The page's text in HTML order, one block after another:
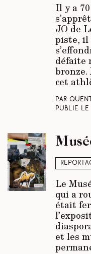
Il y a
JO de
piste, il
défaite
bronze.
cet
Par
Publié le
Le
qui a
était
et les